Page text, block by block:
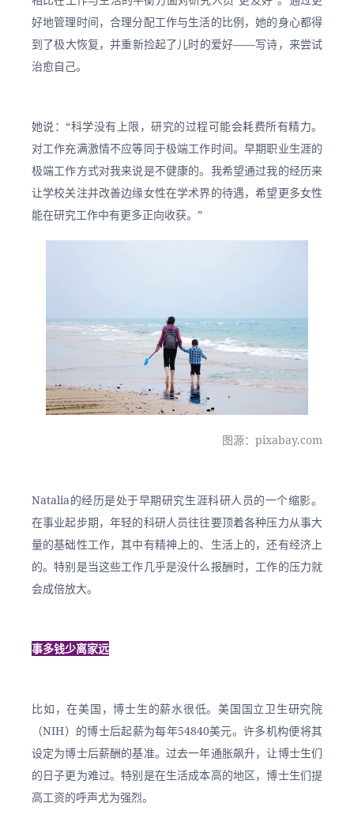
好地管理时间，合理分配工作与生活的比例，她的身心都得
到了极大恢复，并重新捡起了儿时的爱好——写诗，来尝试
治愈自己。
她说：“科学没有上限，研究的过程可能会耗费所有精力。
对工作充满激情不应等同于极端工作时间。早期职业生涯的
极端工作方式对我来说是不健康的。我希望通过我的经历来
让学校关注并改善边缘女性在学术界的待遇，希望更多女性
能在研究工作中有更多正向收获。”
图源：pixabay.com
Natalia的经历是处于早期研究生涯科研人员的一个缩影。
在事业起步期，年轻的科研人员往往要顶着各种压力从事大
量的基础性工作，其中有精神上的、生活上的，还有经济上
的。特别是当这些工作几乎是没什么报酬时，工作的压力就
会成倍放大。
事多钱少离家远
比如，在美国，博士生的薪水很低。美国国立卫生研究院
（NIH）的博士后起薪为每年54840美元。许多机构便将其
设定为博士后薪酬的基准。过去一年通胀飙升，让博士生们
的日子更为难过。特别是在生活成本高的地区，博士生们提
高工资的呼声尤为强烈。